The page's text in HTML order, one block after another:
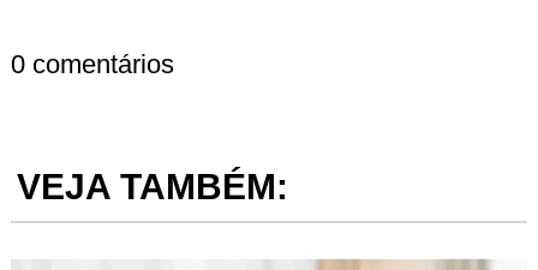
0 comentários
VEJA TAMBÉM: